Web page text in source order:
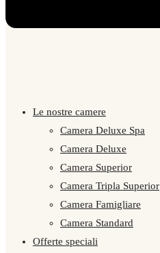
Le nostre camere
Camera Deluxe Spa
Camera Deluxe
Camera Superior
Camera Tripla Superior
Camera Famigliare
Camera Standard
Offerte speciali